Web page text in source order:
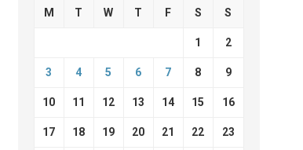
M T W T F S S
1 2
3 4 5 6 7 8 9
10 11 12 13 14 15 16
17 18 19 20 21 22 23